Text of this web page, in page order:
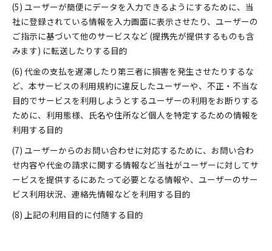
(5) ユーザーが簡便にデータを入力できるようにするために、当
社に登録されている情報を入力画面に表示させたり、ユーザーの
ご指示に基づいて他のサービスなど (提携先が提供するものも含
みます) に転送したりする目的
(6) 代金の支払を遅滞したり第三者に損害を発生させたりするな
ど、本サービスの利用規約に違反したユーザーや、不正・不当な
目的でサービスを利用しようとするユーザーの利用をお断りする
ために、利用態様、氏名や住所など個人を特定するための情報を
利用する目的
(7) ユーザーからのお問い合わせに対応するために、お問い合わ
せ内容や代金の請求に関する情報など当社がユーザーに対してサ
ービスを提供するにあたって必要となる情報や、ユーザーのサー
ビス利用状況、連絡先情報などを利用する目的
(8) 上記の利用目的に付随する目的